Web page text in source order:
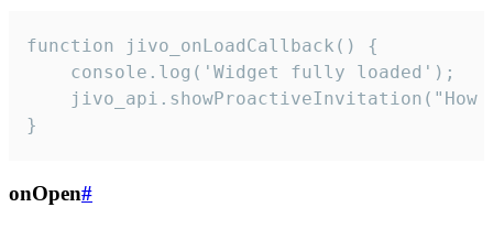
function jivo_onLoadCallback() {
    console.log('Widget fully loaded');
jivo_api.showProactiveInvitation("How
}
onOpen#